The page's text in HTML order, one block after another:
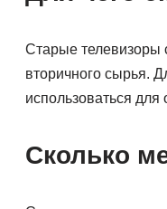
Старые телевизоры
вторичного сырья.
использоваться
Сколько